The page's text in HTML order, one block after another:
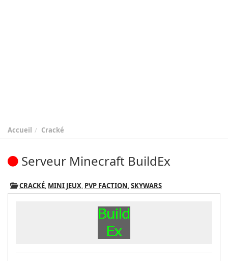
Accueil Cracké
Serveur Minecraft BuildEx
CRACKÉ, MINI JEUX, PVP FACTION,SKYWARS